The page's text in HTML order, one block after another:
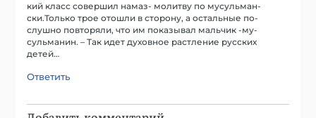
кий класс совершил намаз- молитву по мусульман-
ски.Только трое отошли в сторону, а остальные по-
слушно повторяли, что им показывал мальчик -му-
сульманин. – Так идет духовное растление русских
детей…
Ответить